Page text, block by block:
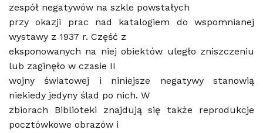
zespół negatywów na szkle powstałych
przy okazji prac nad katalogiem do wspomnianej
wystawy z 1937 r. Część z
eksponowanych na niej obiektów uległo zniszczeniu
lub zaginęło w czasie II
wojny światowej i niniejsze negatywy stanowią
niekiedy jedyny ślad po nich. W
zbiorach Biblioteki znajdują się także reprodukcje
pocztówkowe obrazów i